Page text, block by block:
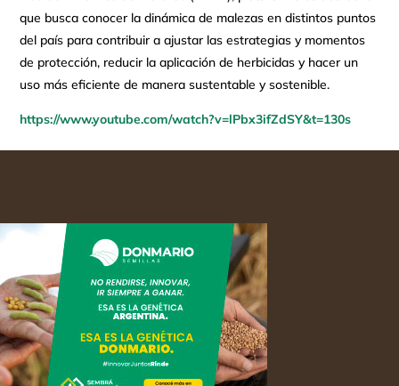
que busca conocer la dinámica de malezas en distintos puntos
del país para contribuir a ajustar las estrategias y momentos
de protección, reducir la aplicación de herbicidas y hacer un
uso más eficiente de manera sustentable y sostenible.
https://www.youtube.com/watch?v=lPbx3ifZdSY&t=130s